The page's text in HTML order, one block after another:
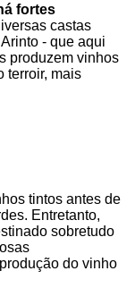
fortes
castas
- que aqui
produzem vinhos
terroir, mais
tintos antes de
Entretanto,
sobretudo
do vinho